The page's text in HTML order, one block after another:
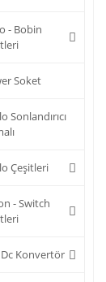
- Bobin
Soket
Sonlandırıcı
Çeşitleri
- Switch
Dc Konvertör